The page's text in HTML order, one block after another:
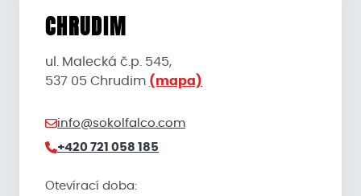
CHRUDIM
ul. Malecká č.p. 545,
537 05 Chrudim (mapa)
info@sokolfalco.com
+420 721 058 185
Otevírací doba: